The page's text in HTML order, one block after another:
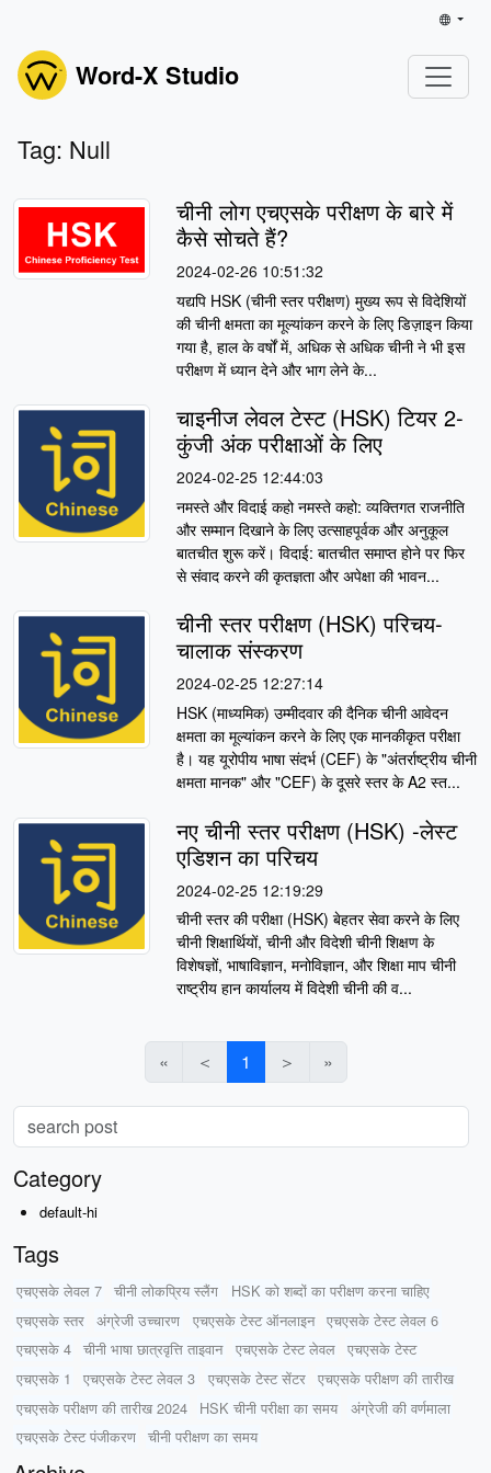
Word-X Studio
Tag: Null
चीनी लोग एचएसके परीक्षण के बारे में
कैसे सोचते हैं?
2024-02-26 10:51:32
यद्यपि HSK (चीनी स्तर परीक्षण) मुख्य रूप से विदेशियों
की चीनी क्षमता का मूल्यांकन करने के लिए डिज़ाइन किया
गया है, हाल के वर्षों में, अधिक से अधिक चीनी ने भी इस
परीक्षण में ध्यान देने और भाग लेने के...
चाइनीज लेवल टेस्ट (HSK) टियर 2-
कुंजी अंक परीक्षाओं के लिए
2024-02-25 12:44:03
नमस्ते और विदाई कहो नमस्ते कहो: व्यक्तिगत राजनीति
और सम्मान दिखाने के लिए उत्साहपूर्वक और अनुकूल
बातचीत शुरू करें। विदाई: बातचीत समाप्त होने पर फिर
से संवाद करने की कृतज्ञता और अपेक्षा की भावन...
चीनी स्तर परीक्षण (HSK) परिचय-
चालाक संस्करण
2024-02-25 12:27:14
HSK (माध्यमिक) उम्मीदवार की दैनिक चीनी आवेदन
क्षमता का मूल्यांकन करने के लिए एक मानकीकृत परीक्षा
है। यह यूरोपीय भाषा संदर्भ (CEF) के "अंतर्राष्ट्रीय चीनी
क्षमता मानक" और "CEF) के दूसरे स्तर के A2 स्त...
नए चीनी स्तर परीक्षण (HSK) -लेस्ट
एडिशन का परिचय
2024-02-25 12:19:29
चीनी स्तर की परीक्षा (HSK) बेहतर सेवा करने के लिए
चीनी शिक्षार्थियों, चीनी और विदेशी चीनी शिक्षण के
विशेषज्ञों, भाषाविज्ञान, मनोविज्ञान, और शिक्षा माप चीनी
राष्ट्रीय हान कार्यालय में विदेशी चीनी की व...
« ＜ 1 ＞ »
Category
default-hi
Tags
एचएसके लेवल 7 चीनी लोकप्रिय स्लैंग
HSK को शब्दों का परीक्षण करना चाहिए
एचएसके स्तर
अंग्रेजी उच्चारण एचएसके टेस्ट ऑनलाइन
एचएसके टेस्ट लेवल 6
एचएसके 4
चीनी भाषा छात्रवृत्ति ताइवान एचएसके टेस्ट लेवल
एचएसके टेस्ट
एचएसके 1
एचएसके टेस्ट लेवल 3 एचएसके टेस्ट सेंटर
एचएसके परीक्षण की तारीख
एचएसके परीक्षण की तारीख 2024
HSK चीनी परीक्षा का समय
अंग्रेजी की वर्णमाला
एचएसके टेस्ट पंजीकरण
चीनी परीक्षण का समय